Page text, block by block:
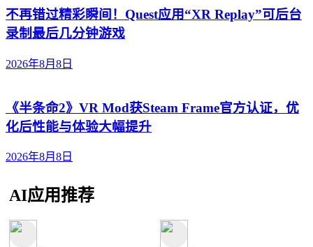
不再错过精彩瞬间！Quest应用“XR Replay”可后台
录制最后几分钟游戏
2026年8月8日
《半条命2》VR Mod获Steam Frame官方认证，优
化后性能与体验大幅提升
2026年8月8日
AI应用推荐